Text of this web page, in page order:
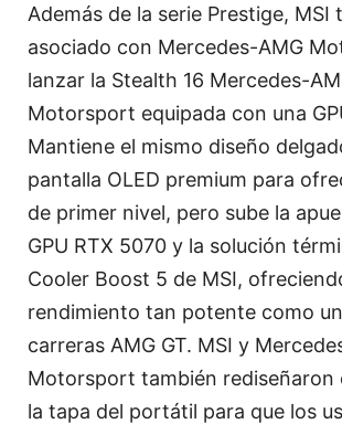
Además de la serie Prestige, MSI
asociado con Mercedes-AMG
lanzar la Stealth 16 Mercedes-
Motorsport equipada con una
Mantiene el mismo diseño
pantalla OLED premium para
de primer nivel, pero sube la
GPU RTX 5070 y la solución
Cooler Boost 5 de MSI,
rendimiento tan potente como
carreras AMG GT. MSI y
Motorsport también rediseñaron
la tapa del portátil para que los